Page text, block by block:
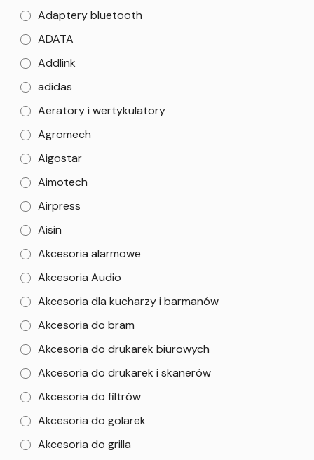
Adaptery bluetooth
ADATA
Addlink
adidas
Aeratory i wertykulatory
Agromech
Aigostar
Aimotech
Airpress
Aisin
Akcesoria alarmowe
Akcesoria Audio
Akcesoria dla kucharzy i barmanów
Akcesoria do bram
Akcesoria do drukarek biurowych
Akcesoria do drukarek i skanerów
Akcesoria do filtrów
Akcesoria do golarek
Akcesoria do grilla